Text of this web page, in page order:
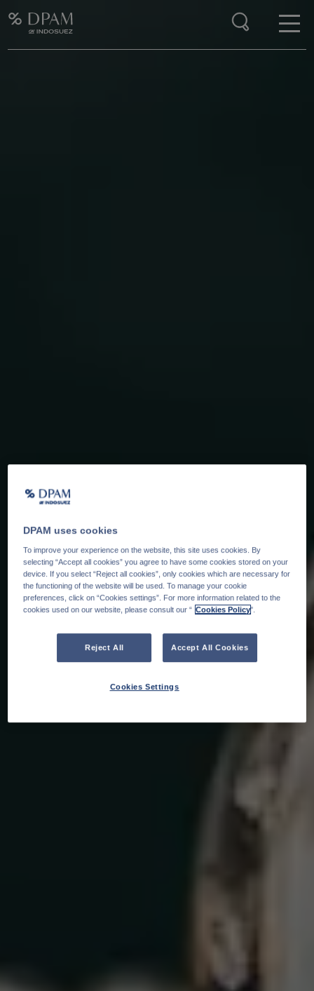
DPAM uses cookies
To improve your experience on the website, this site uses cookies. By
selecting “Accept all cookies” you agree to have some cookies stored on your
device. If you select “Reject all cookies”, only cookies which are necessary for
the functioning of the website will be used. To manage your cookie
preferences, click on “Cookies settings”. For more information related to the
cookies used on our website, please consult our “ Cookies Policy".
Reject All Accept All Cookies
Cookies Settings